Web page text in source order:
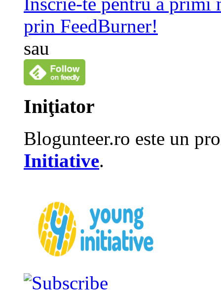
prin FeedBurner!
sau
Iniţiator
Blogunteer.ro este un
Initiative.